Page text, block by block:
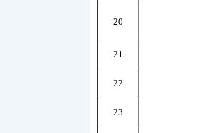
20
21
22
23